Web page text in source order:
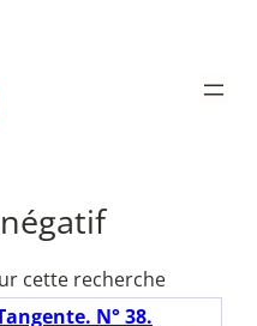
cette recherche
N° 38.